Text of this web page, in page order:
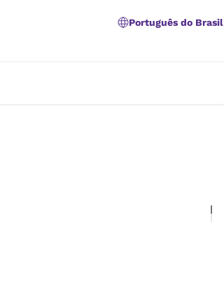
Português do Brasil